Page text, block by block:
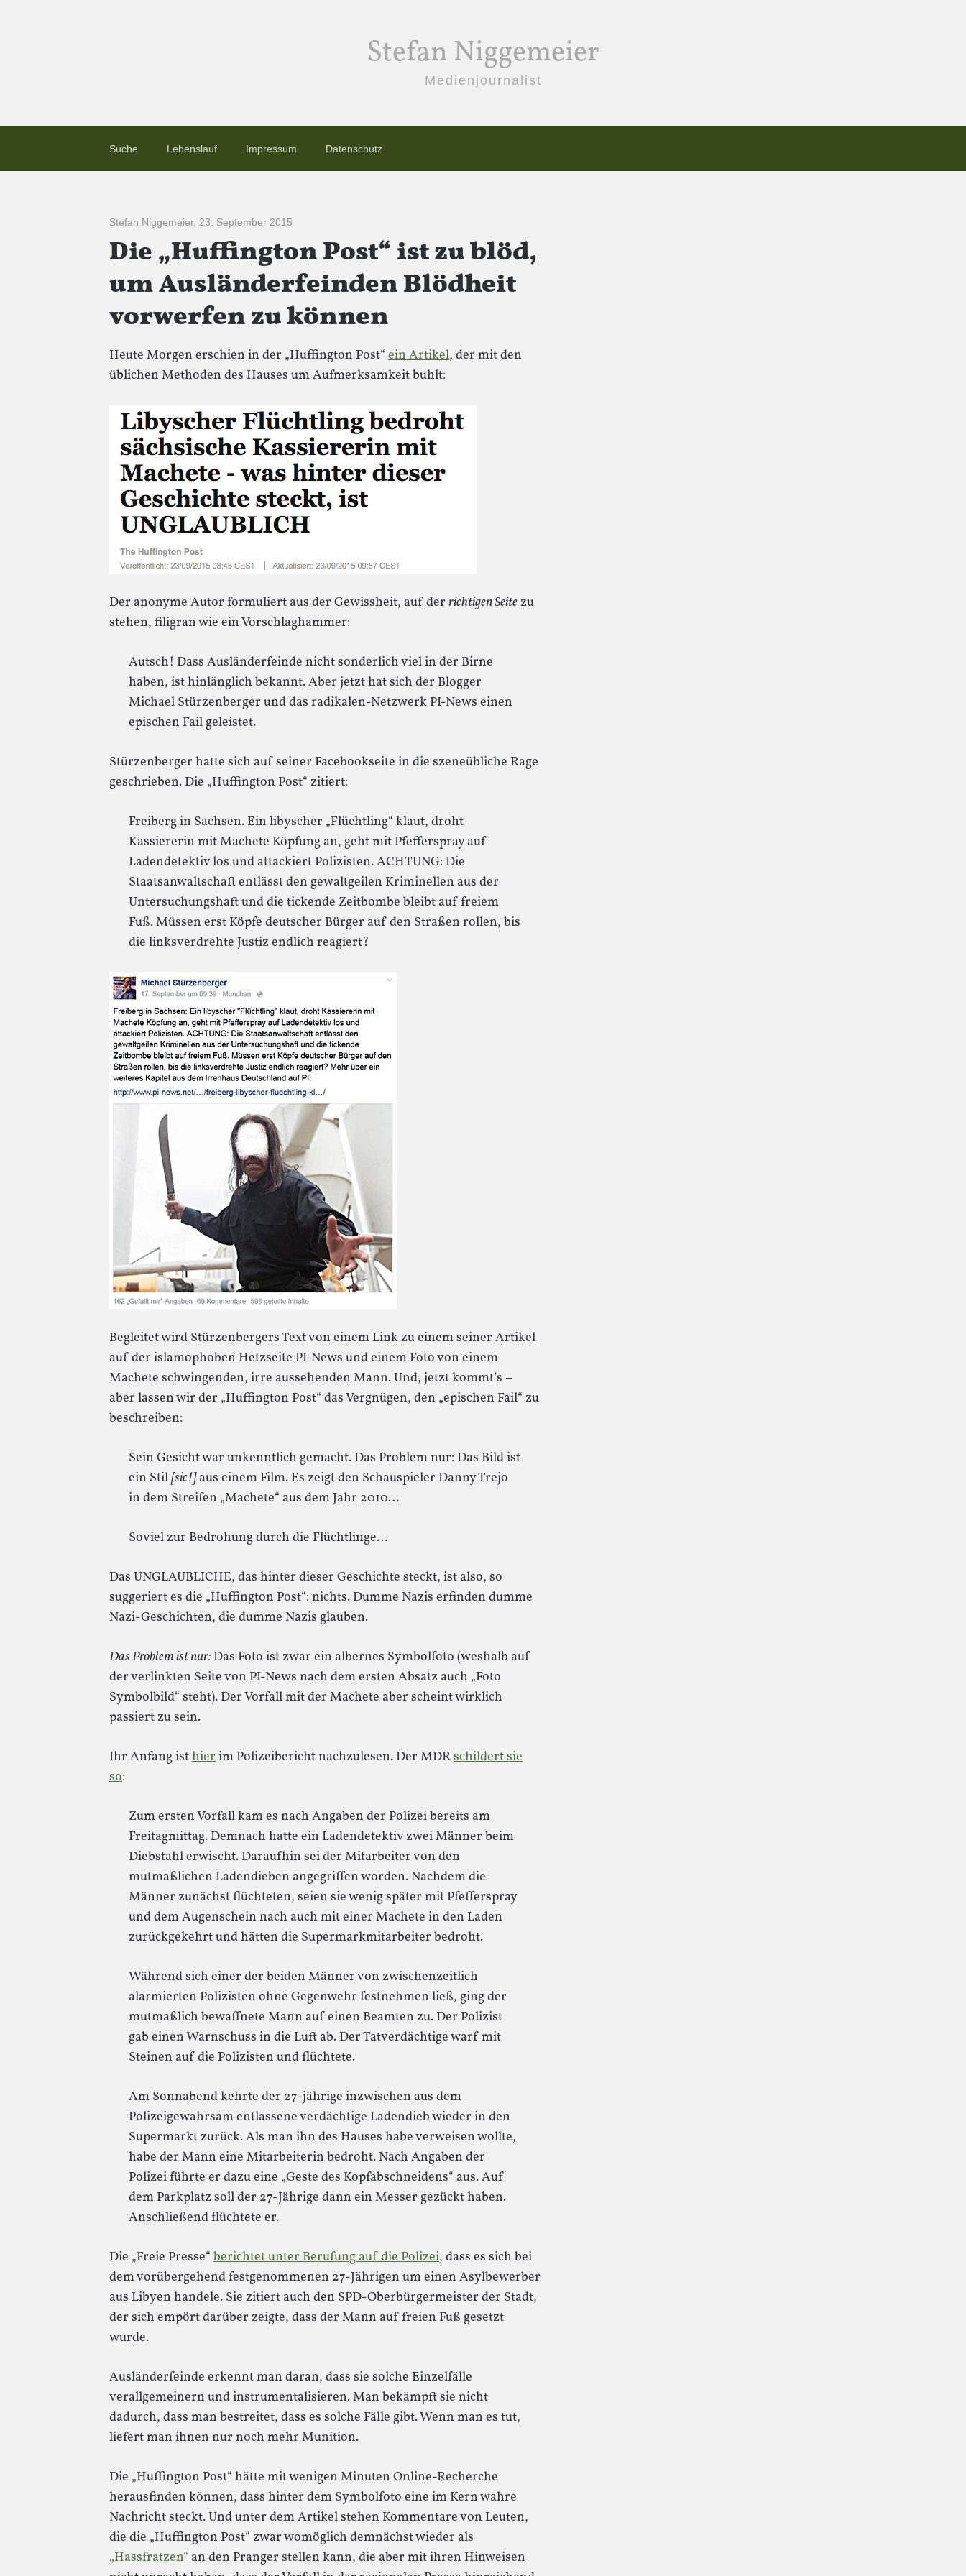
Stefan Niggemeier
Medienjournalist
Suche Lebenslauf Impressum Datenschutz
Stefan Niggemeier, 23. September 2015
Die „Huffington Post“ ist zu blöd,
um Ausländerfeinden Blödheit
vorwerfen zu können
Heute Morgen erschien in der „Huffington Post“ ein Artikel, der mit den
üblichen Methoden des Hauses um Aufmerksamkeit buhlt:
Der anonyme Autor formuliert aus der Gewissheit, auf der richtigen Seite zu
stehen, filigran wie ein Vorschlaghammer:
Autsch! Dass Ausländerfeinde nicht sonderlich viel in der Birne
haben, ist hinlänglich bekannt. Aber jetzt hat sich der Blogger
Michael Stürzenberger und das radikalen-Netzwerk PI-News einen
epischen Fail geleistet.
Stürzenberger hatte sich auf seiner Facebookseite in die szeneübliche Rage
geschrieben. Die „Huffington Post“ zitiert:
Freiberg in Sachsen. Ein libyscher „Flüchtling“ klaut, droht
Kassiererin mit Machete Köpfung an, geht mit Pfefferspray auf
Ladendetektiv los und attackiert Polizisten. ACHTUNG: Die
Staatsanwaltschaft entlässt den gewaltgeilen Kriminellen aus der
Untersuchungshaft und die tickende Zeitbombe bleibt auf freiem
Fuß. Müssen erst Köpfe deutscher Bürger auf den Straßen rollen, bis
die linksverdrehte Justiz endlich reagiert?
Begleitet wird Stürzenbergers Text von einem Link zu einem seiner Artikel
auf der islamophoben Hetzseite PI-News und einem Foto von einem
Machete schwingenden, irre aussehenden Mann. Und, jetzt kommt’s –
aber lassen wir der „Huffington Post“ das Vergnügen, den „epischen Fail“ zu
beschreiben:
Sein Gesicht war unkenntlich gemacht. Das Problem nur: Das Bild ist
ein Stil[sic!]aus einem Film. Es zeigt den Schauspieler Danny Trejo
in dem Streifen „Machete“ aus dem Jahr 2010…
Soviel zur Bedrohung durch die Flüchtlinge…
Das UNGLAUBLICHE, das hinter dieser Geschichte steckt, ist also, so
suggeriert es die „Huffington Post“: nichts. Dumme Nazis erfinden dumme
Nazi-Geschichten, die dumme Nazis glauben.
Das Problem ist nur: Das Foto ist zwar ein albernes Symbolfoto (weshalb auf
der verlinkten Seite von PI-News nach dem ersten Absatz auch „Foto
Symbolbild“ steht). Der Vorfall mit der Machete aber scheint wirklich
passiert zu sein.
Ihr Anfang isthierim Polizeibericht nachzulesen. Der MDRschildert sie
so:
Zum ersten Vorfall kam es nach Angaben der Polizei bereits am
Freitagmittag. Demnach hatte ein Ladendetektiv zwei Männer beim
Diebstahl erwischt. Daraufhin sei der Mitarbeiter von den
mutmaßlichen Ladendieben angegriffen worden. Nachdem die
Männer zunächst flüchteten, seien sie wenig später mit Pfefferspray
und dem Augenschein nach auch mit einer Machete in den Laden
zurückgekehrt und hätten die Supermarkmitarbeiter bedroht.
Während sich einer der beiden Männer von zwischenzeitlich
alarmierten Polizisten ohne Gegenwehr festnehmen ließ, ging der
mutmaßlich bewaffnete Mann auf einen Beamten zu. Der Polizist
gab einen Warnschuss in die Luft ab. Der Tatverdächtige warf mit
Steinen auf die Polizisten und flüchtete.
Am Sonnabend kehrte der 27-jährige inzwischen aus dem
Polizeigewahrsam entlassene verdächtige Ladendieb wieder in den
Supermarkt zurück. Als man ihn des Hauses habe verweisen wollte,
habe der Mann eine Mitarbeiterin bedroht. Nach Angaben der
Polizei führte er dazu eine „Geste des Kopfabschneidens“ aus. Auf
dem Parkplatz soll der 27-Jährige dann ein Messer gezückt haben.
Anschließend flüchtete er.
Die „Freie Presse“ berichtet unter Berufung auf die Polizei, dass es sich bei
dem vorübergehend festgenommenen 27-Jährigen um einen Asylbewerber
aus Libyen handele. Sie zitiert auch den SPD-Oberbürgermeister der Stadt,
der sich empört darüber zeigte, dass der Mann auf freien Fuß gesetzt
wurde.
Ausländerfeinde erkennt man daran, dass sie solche Einzelfälle
verallgemeinern und instrumentalisieren. Man bekämpft sie nicht
dadurch, dass man bestreitet, dass es solche Fälle gibt. Wenn man es tut,
liefert man ihnen nur noch mehr Munition.
Die „Huffington Post“ hätte mit wenigen Minuten Online-Recherche
herausfinden können, dass hinter dem Symbolfoto eine im Kern wahre
Nachricht steckt. Und unter dem Artikel stehen Kommentare von Leuten,
die die „Huffington Post“ zwar womöglich demnächst wieder als
„Hassfratzen“ an den Pranger stellen kann, die aber mit ihren Hinweisen